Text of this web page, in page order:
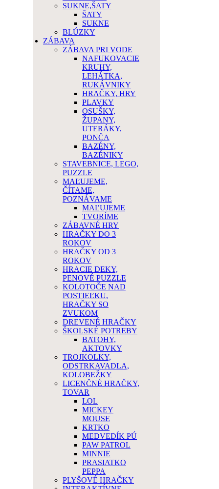
SUKNE,ŠATY
ŠATY
SUKNE
BLÚZKY
ZÁBAVA
ZÁBAVA PRI VODE
NAFUKOVACIE
KRUHY,
LEHÁTKA,
RUKÁVNIKY
HRAČKY, HRY
PLAVKY
OSUŠKY,
ŽUPANY,
UTERÁKY,
PONČA
BAZÉNY,
BAZÉNIKY
STAVEBNICE, LEGO,
PUZZLE
MAĽUJEME,
ČÍTAME,
POZNÁVAME
MAĽUJEME
TVORÍME
ZÁBAVNÉ HRY
HRAČKY DO 3
ROKOV
HRAČKY OD 3
ROKOV
HRACIE DEKY,
PENOVÉ PUZZLE
KOLOTOČE NAD
POSTIEĽKU,
HRAČKY SO
ZVUKOM
DREVENÉ HRAČKY
ŠKOLSKÉ POTREBY
BATOHY,
AKTOVKY
TROJKOLKY,
ODSTRKAVADLA,
KOLOBEŽKY
LICENČNÉ HRAČKY,
TOVAR
LOL
MICKEY
MOUSE
KRTKO
MEDVEDÍK PÚ
PAW PATROL
MINNIE
PRASIATKO
PEPPA
PLYŠOVÉ HRAČKY